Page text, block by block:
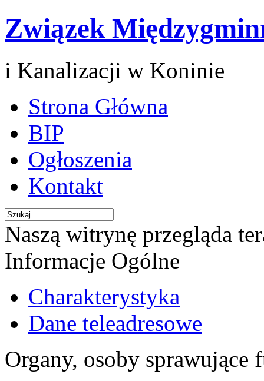
Związek
i Kanalizacji w Koninie
Strona Główna
BIP
Ogłoszenia
Kontakt
Naszą witrynę przegląda
Informacje Ogólne
Charakterystyka
Dane teleadresowe
Organy, osoby